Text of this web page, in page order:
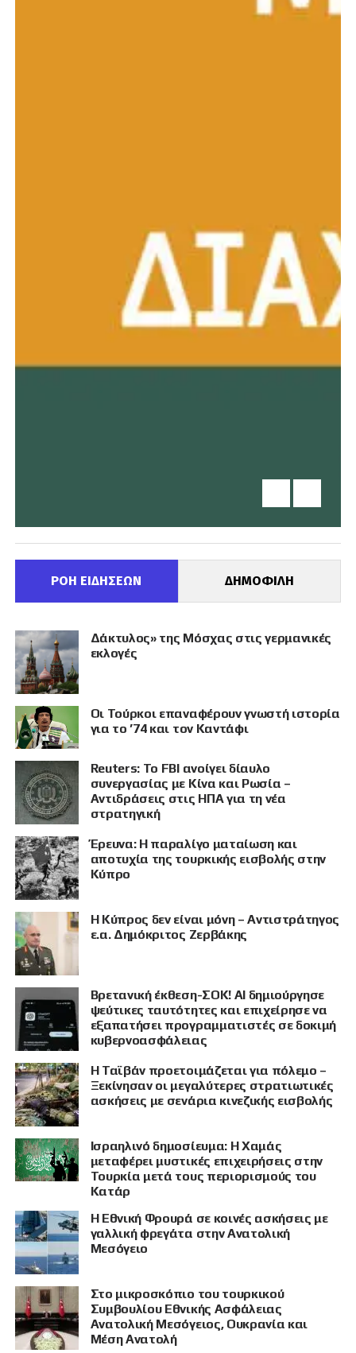
ΡΟΗ ΕΙΔΗΣΕΩΝ ΔΗΜΟΦΙΛΗ
Δάκτυλος» της Μόσχας στις γερμανικές
εκλογές
Οι Τούρκοι επαναφέρουν γνωστή ιστορία
για το ’74 και τον Καντάφι
Reuters: Το FBI ανοίγει δίαυλο
συνεργασίας με Κίνα και Ρωσία –
Αντιδράσεις στις ΗΠΑ για τη νέα
στρατηγική
Έρευνα: Η παραλίγο ματαίωση και
αποτυχία της τουρκικής εισβολής στην
Κύπρο
Η Κύπρος δεν είναι μόνη – Αντιστράτηγος
ε.α. Δημόκριτος Ζερβάκης
Βρετανική έκθεση-ΣΟΚ! AI δημιούργησε
ψεύτικες ταυτότητες και επιχείρησε να
εξαπατήσει προγραμματιστές σε δοκιμή
κυβερνοασφάλειας
Η Ταϊβάν προετοιμάζεται για πόλεμο –
Ξεκίνησαν οι μεγαλύτερες στρατιωτικές
ασκήσεις με σενάρια κινεζικής εισβολής
Ισραηλινό δημοσίευμα: Η Χαμάς
μεταφέρει μυστικές επιχειρήσεις στην
Τουρκία μετά τους περιορισμούς του
Κατάρ
Η Εθνική Φρουρά σε κοινές ασκήσεις με
γαλλική φρεγάτα στην Ανατολική
Μεσόγειο
Στο μικροσκόπιο του τουρκικού
Συμβουλίου Εθνικής Ασφάλειας
Ανατολική Μεσόγειος, Ουκρανία και
Μέση Ανατολή